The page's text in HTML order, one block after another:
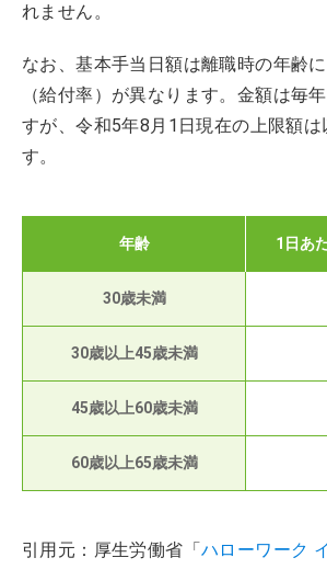
れません。
なお、基本手当日額は離職時の年齢
（給付率）が異なります。金額は毎
すが、令和5年8月1日現在の上限額
す。
年齢 1日あ
30歳未満
30歳以上45歳未満
45歳以上60歳未満
60歳以上65歳未満
引用元：厚生労働省「ハローワーク